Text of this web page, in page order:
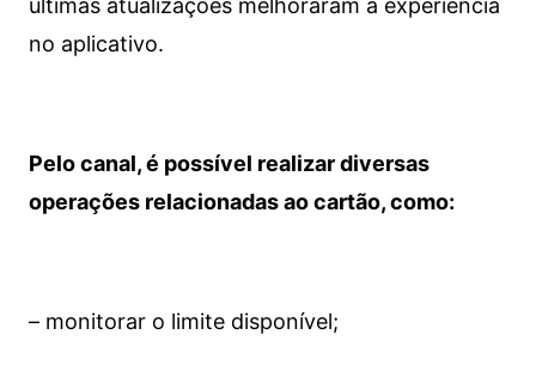
últimas atualizações melhoraram a experiência
no aplicativo.
Pelo canal, é possível realizar diversas
operações relacionadas ao cartão, como:
– monitorar o limite disponível;